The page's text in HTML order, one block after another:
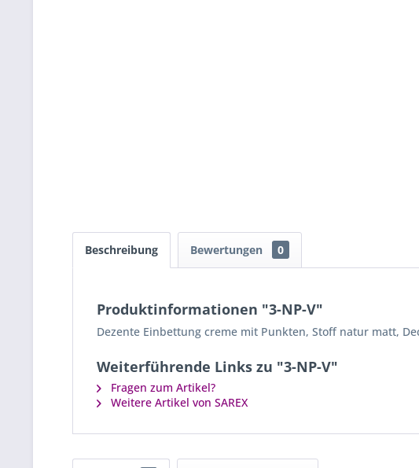
Beschreibung Bewertungen 0
Produktinformationen "3-NP-V"
Dezente Einbettung creme mit Punkten, Stoff natur matt,
Weiterführende Links zu "3-NP-V"
Fragen zum Artikel?
Weitere Artikel von SAREX